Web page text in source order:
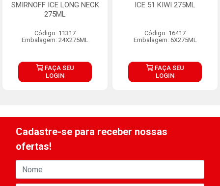
SMIRNOFF ICE LONG NECK
275ML
Código: 11317
Embalagem: 24X275ML
FAÇA SEU
LOGIN
ICE 51 KIWI 275ML
Código: 16417
Embalagem: 6X275ML
FAÇA SEU
LOGIN
Cadastre-se para receber nossas
ofertas!